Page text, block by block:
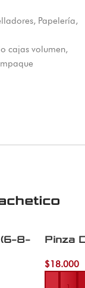
, Papelería,
cajas volumen,
(6-8-
Pinza
$18.000
Añadir al